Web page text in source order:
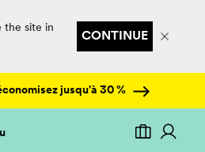
the site in
CONTINUE
jusqu'à 30 %